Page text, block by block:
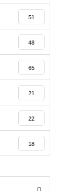
51
48
65
21
22
18